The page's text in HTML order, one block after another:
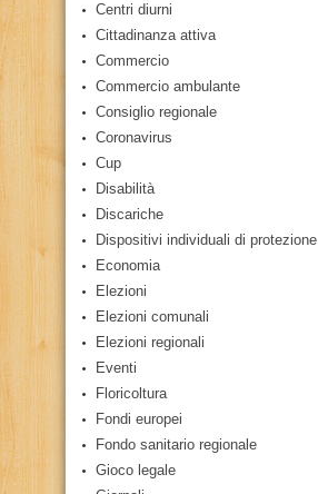
Centri diurni
Cittadinanza attiva
Commercio
Commercio ambulante
Consiglio regionale
Coronavirus
Cup
Disabilità
Discariche
Dispositivi individuali di protezione
Economia
Elezioni
Elezioni comunali
Elezioni regionali
Eventi
Floricoltura
Fondi europei
Fondo sanitario regionale
Gioco legale